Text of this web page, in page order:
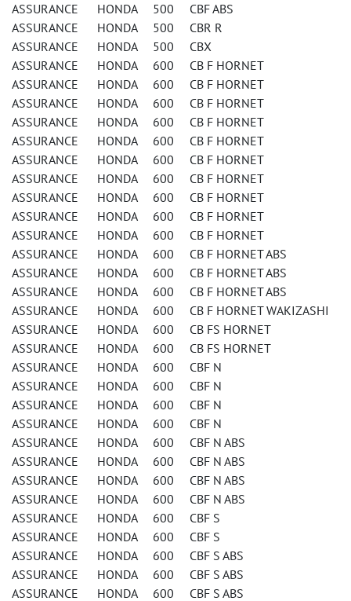
ASSURANCE HONDA 500 CBF ABS
ASSURANCE HONDA 500 CBR R
ASSURANCE HONDA 500 CBX
ASSURANCE HONDA 600 CB F HORNET
ASSURANCE HONDA 600 CB F HORNET
ASSURANCE HONDA 600 CB F HORNET
ASSURANCE HONDA 600 CB F HORNET
ASSURANCE HONDA 600 CB F HORNET
ASSURANCE HONDA 600 CB F HORNET
ASSURANCE HONDA 600 CB F HORNET
ASSURANCE HONDA 600 CB F HORNET
ASSURANCE HONDA 600 CB F HORNET
ASSURANCE HONDA 600 CB F HORNET
ASSURANCE HONDA 600 CB F HORNET ABS
ASSURANCE HONDA 600 CB F HORNET ABS
ASSURANCE HONDA 600 CB F HORNET ABS
ASSURANCE HONDA 600 CB F HORNET WAKIZASHI
ASSURANCE HONDA 600 CB FS HORNET
ASSURANCE HONDA 600 CB FS HORNET
ASSURANCE HONDA 600 CBF N
ASSURANCE HONDA 600 CBF N
ASSURANCE HONDA 600 CBF N
ASSURANCE HONDA 600 CBF N
ASSURANCE HONDA 600 CBF N ABS
ASSURANCE HONDA 600 CBF N ABS
ASSURANCE HONDA 600 CBF N ABS
ASSURANCE HONDA 600 CBF N ABS
ASSURANCE HONDA 600 CBF S
ASSURANCE HONDA 600 CBF S
ASSURANCE HONDA 600 CBF S ABS
ASSURANCE HONDA 600 CBF S ABS
ASSURANCE HONDA 600 CBF S ABS